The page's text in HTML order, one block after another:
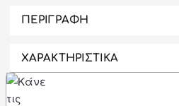
ΠΕΡΙΓΡΑΦΗ
ΧΑΡΑΚΤΗΡΙΣΤΙΚΑ